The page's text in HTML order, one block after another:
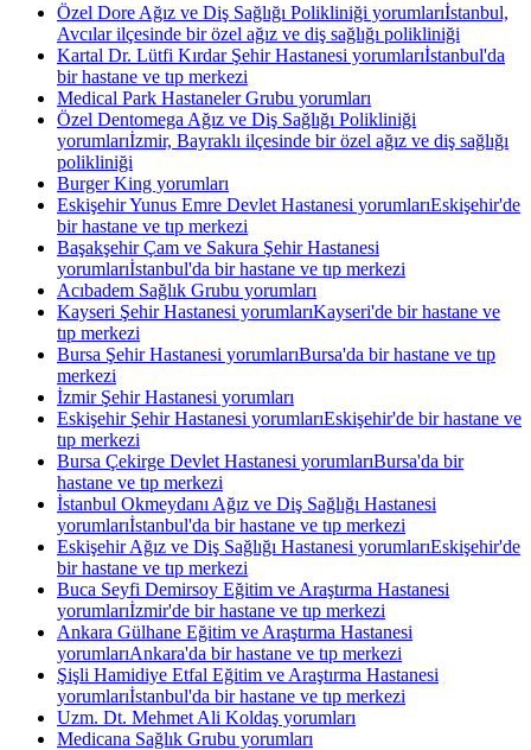
Özel Dore Ağız ve Diş Sağlığı Polikliniği yorumlarıİstanbul,
Avcılar ilçesinde bir özel ağız ve diş sağlığı polikliniği
Kartal Dr. Lütfi Kırdar Şehir Hastanesi yorumlarıİstanbul'da
bir hastane ve tıp merkezi
Medical Park Hastaneler Grubu yorumları
Özel Dentomega Ağız ve Diş Sağlığı Polikliniği
yorumlarıİzmir, Bayraklı ilçesinde bir özel ağız ve diş sağlığı
polikliniği
Burger King yorumları
Eskişehir Yunus Emre Devlet Hastanesi yorumlarıEskişehir'de
bir hastane ve tıp merkezi
Başakşehir Çam ve Sakura Şehir Hastanesi
yorumlarıİstanbul'da bir hastane ve tıp merkezi
Acıbadem Sağlık Grubu yorumları
Kayseri Şehir Hastanesi yorumlarıKayseri'de bir hastane ve
tıp merkezi
Bursa Şehir Hastanesi yorumlarıBursa'da bir hastane ve tıp
merkezi
İzmir Şehir Hastanesi yorumları
Eskişehir Şehir Hastanesi yorumlarıEskişehir'de bir hastane ve
tıp merkezi
Bursa Çekirge Devlet Hastanesi yorumlarıBursa'da bir
hastane ve tıp merkezi
İstanbul Okmeydanı Ağız ve Diş Sağlığı Hastanesi
yorumlarıİstanbul'da bir hastane ve tıp merkezi
Eskişehir Ağız ve Diş Sağlığı Hastanesi yorumlarıEskişehir'de
bir hastane ve tıp merkezi
Buca Seyfi Demirsoy Eğitim ve Araştırma Hastanesi
yorumlarıİzmir'de bir hastane ve tıp merkezi
Ankara Gülhane Eğitim ve Araştırma Hastanesi
yorumlarıAnkara'da bir hastane ve tıp merkezi
Şişli Hamidiye Etfal Eğitim ve Araştırma Hastanesi
yorumlarıİstanbul'da bir hastane ve tıp merkezi
Uzm. Dt. Mehmet Ali Koldaş yorumları
Medicana Sağlık Grubu yorumları